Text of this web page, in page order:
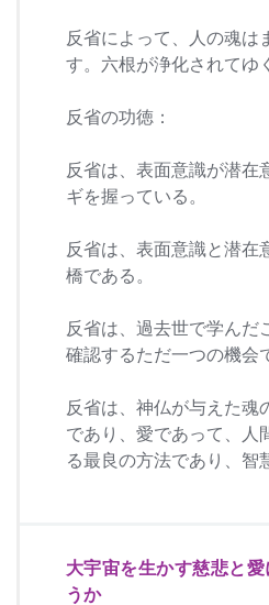
反省によって、人の魂は
す。六根が浄化されてゆ
反省の功徳：
反省は、表面意識が潜在
ギを握っている。
反省は、表面意識と潜在
橋である。
反省は、過去世で学んだ
確認するただ一つの機会
反省は、神仏が与えた魂
であり、愛であって、人
る最良の方法であり、智
大宇宙を生かす慈悲と
うか